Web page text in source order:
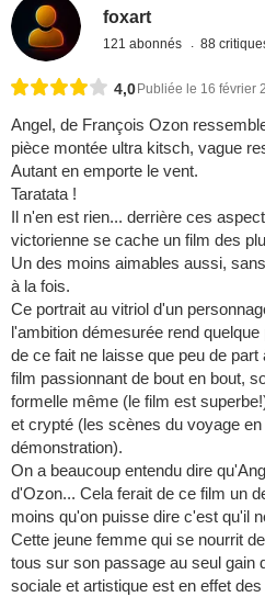
foxart
121 abonnés 88
4,0 Publiée le 16 février
Angel, de François Ozon
pièce montée ultra kitsch, vague
Autant en emporte le vent.
Taratata !
Il n'en est rien... derrière ces
victorienne se cache un film des
Un des moins aimables aussi,
à la fois.
Ce portrait au vitriol d'un
l'ambition démesurée rend
de ce fait ne laisse que peu de
film passionnant de bout en bout,
formelle même (le film est
et crypté (les scènes du voyage
démonstration).
On a beaucoup entendu dire
d'Ozon... Cela ferait de ce film un
moins qu'on puisse dire c'est qu'il
Cette jeune femme qui se nourrit
tous sur son passage au seul gain
sociale et artistique est en effet